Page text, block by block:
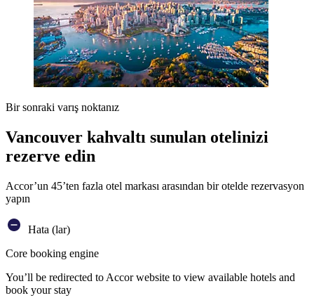
Bir sonraki varış noktanız
Vancouver kahvaltı sunulan otelinizi
rezerve edin
Accor’un 45’ten fazla otel markası arasından bir otelde rezervasyon
yapın
Hata (lar)
Core booking engine
You’ll be redirected to Accor website to view available hotels and
book your stay